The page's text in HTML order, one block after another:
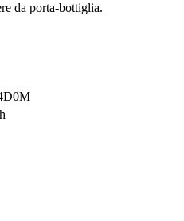
da porta-bottiglia.